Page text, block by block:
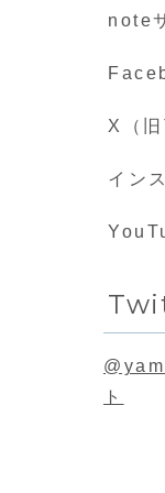
note
X（
イン
ト